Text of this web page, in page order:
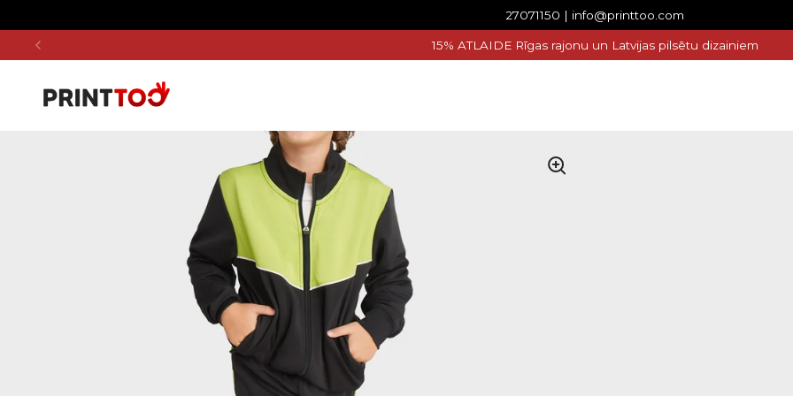
27071150 | info@printtoo.com
15% ATLAIDE Rīgas rajonu un Latvijas pilsētu dizainiem